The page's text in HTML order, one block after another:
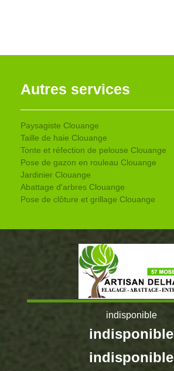
Autres services
Paysagiste Clouange
Taille de haie Clouange
Tonte et réfection de pelouse Clouange
Pose de gazon en rouleau Clouange
Jardinier Clouange
Abattage d'arbres Clouange
Pose de clôture et grillage Clouange
indisponible
indisponible
indisponible